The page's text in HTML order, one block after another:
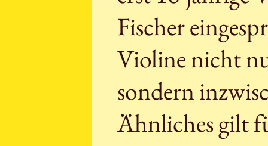
Fischer
Violine nicht
sondern
Ähnliches gilt